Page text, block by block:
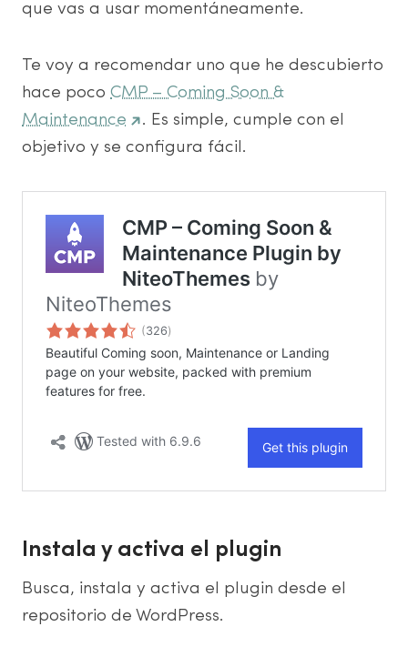
que vas a usar momentáneamente.
Te voy a recomendar uno que he descubierto
hace poco CMP – Coming Soon &
Maintenance
. Es simple, cumple con el
objetivo y se configura fácil.
Instala y activa el plugin
Busca, instala y activa el plugin desde el
repositorio de WordPress.